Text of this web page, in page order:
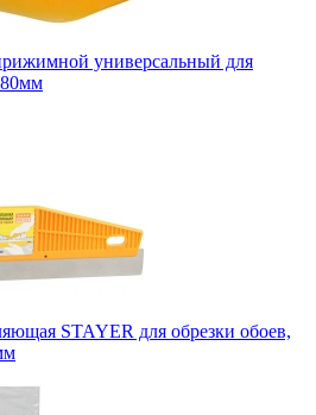
универсальный для
STAYER для обрезки обоев,